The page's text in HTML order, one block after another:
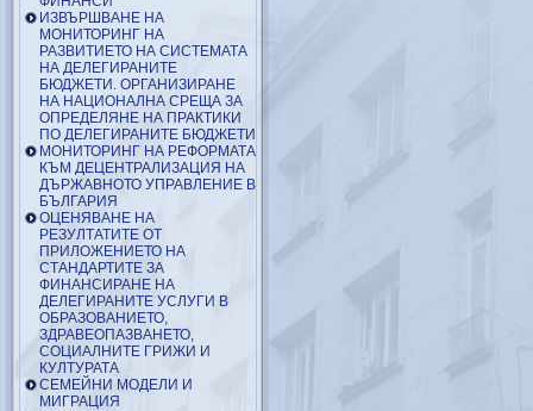
ИЗВЪРШВАНЕ НА
МОНИТОРИНГ НА
РАЗВИТИЕТО НА СИСТЕМАТА
НА ДЕЛЕГИРАНИТЕ
БЮДЖЕТИ. ОРГАНИЗИРАНЕ
НА НАЦИОНАЛНА СРЕЩА ЗА
ОПРЕДЕЛЯНЕ НА ПРАКТИКИ
ПО ДЕЛЕГИРАНИТЕ БЮДЖЕТИ
МОНИТОРИНГ НА РЕФОРМАТА
КЪМ ДЕЦЕНТРАЛИЗАЦИЯ НА
ДЪРЖАВНОТО УПРАВЛЕНИЕ В
БЪЛГАРИЯ
ОЦЕНЯВАНЕ НА
РЕЗУЛТАТИТЕ ОТ
ПРИЛОЖЕНИЕТО НА
СТАНДАРТИТЕ ЗА
ФИНАНСИРАНЕ НА
ДЕЛЕГИРАНИТЕ УСЛУГИ В
ОБРАЗОВАНИЕТО,
ЗДРАВЕОПАЗВАНЕТО,
СОЦИАЛНИТЕ ГРИЖИ И
КУЛТУРАТА
СЕМЕЙНИ МОДЕЛИ И
МИГРАЦИЯ